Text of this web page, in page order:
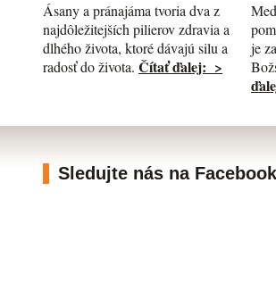
Ásany a pránajáma tvoria dva z
najdôležitejších pilierov zdravia a
dlhého života, ktoré dávajú silu a
radosť do života. Čítať ďalej: >
je
Sledujte nás na